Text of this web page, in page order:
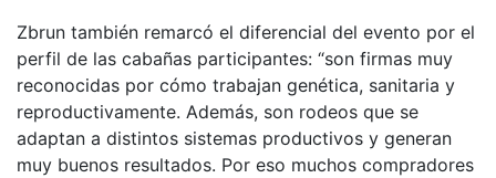
Zbrun también remarcó el diferencial del evento por el
perfil de las cabañas participantes: “son firmas muy
reconocidas por cómo trabajan genética, sanitaria y
reproductivamente. Además, son rodeos que se
adaptan a distintos sistemas productivos y generan
muy buenos resultados. Por eso muchos compradores